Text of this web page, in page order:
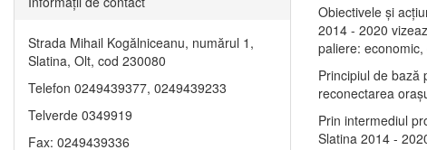
Obiectivele şi
2014 - 2020
paliere:
Principiul de bază
reconectarea
Prin intermediul
Slatina 2014 -
Strada Mihail Kogălniceanu, numărul 1,
Slatina, Olt, cod 230080
Telefon 0249439377, 0249439233
Telverde 0349919
Fax: 0249439336